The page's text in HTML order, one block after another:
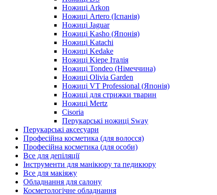
Ножиці Arkon
Ножиці Artero (Іспанія)
Ножиці Jaguar
Ножиці Kasho (Японія)
Ножиці Katachi
Ножиці Kedake
Ножиці Kiepe Італія
Ножиці Tondeo (Німеччина)
Ножиці Olivia Garden
Ножиці VT Professional (Японія)
Ножиці для стрижки тварин
Ножиці Mertz
Cisoria
Перукарські ножиці Sway
Перукарські аксесуари
Професійна косметика (для волосся)
Професійна косметика (для особи)
Все для депіляції
Інструменти для манікюру та педикюру
Все для макіяжу
Обладнання для салону
Косметологічне обладнання